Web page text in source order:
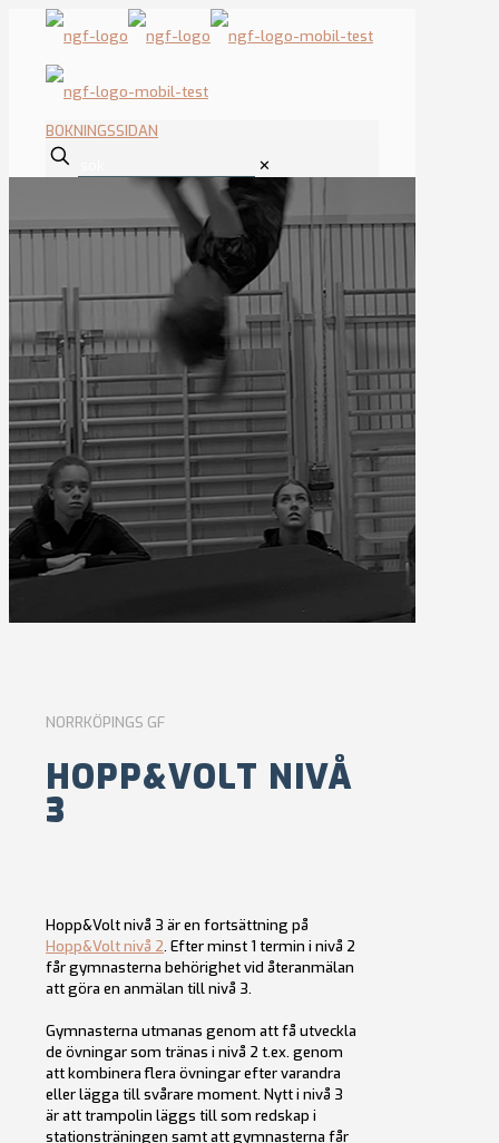
BOKNINGSSIDAN
✕
NORRKÖPINGS GF
HOPP&VOLT NIVÅ
3
Hopp&Volt nivå 3 är en fortsättning på
Hopp&Volt nivå 2. Efter minst 1 termin i nivå 2
får gymnasterna behörighet vid återanmälan
att göra en anmälan till nivå 3.
Gymnasterna utmanas genom att få utveckla
de övningar som tränas i nivå 2 t.ex. genom
att kombinera flera övningar efter varandra
eller lägga till svårare moment. Nytt i nivå 3
är att trampolin läggs till som redskap i
stationsträningen samt att gymnasterna får